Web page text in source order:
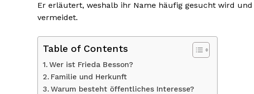
Er erläutert, weshalb ihr Name häufig gesucht wird
vermeidet.
Table of Contents
Wer ist Frieda Besson?
Familie und Herkunft
Warum besteht öffentliches Interesse?